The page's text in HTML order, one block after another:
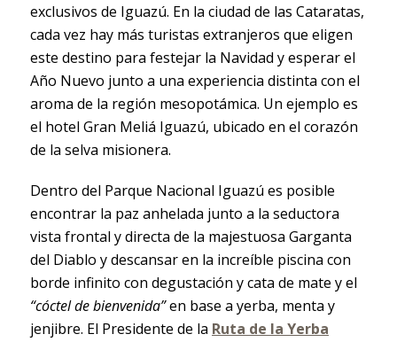
exclusivos de Iguazú. En la ciudad de las Cataratas,
cada vez hay más turistas extranjeros que eligen
este destino para festejar la Navidad y esperar el
Año Nuevo junto a una experiencia distinta con el
aroma de la región mesopotámica. Un ejemplo es
el hotel Gran Meliá Iguazú, ubicado en el corazón
de la selva misionera.
Dentro del Parque Nacional Iguazú es posible
encontrar la paz anhelada junto a la seductora
vista frontal y directa de la majestuosa Garganta
del Diablo y descansar en la increíble piscina con
borde infinito con degustación y cata de mate y el
“cóctel de bienvenida”en base a yerba, menta y
jenjibre. El Presidente de la Ruta de la Yerba